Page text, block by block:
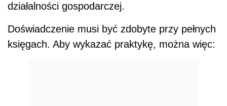
działalności gospodarczej.
Doświadczenie musi być zdobyte przy pełnych
księgach. Aby wykazać praktykę, można więc: